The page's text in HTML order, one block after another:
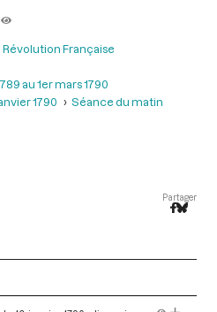
Française
au 1er mars 1790
1790 Séance du matin
Partager